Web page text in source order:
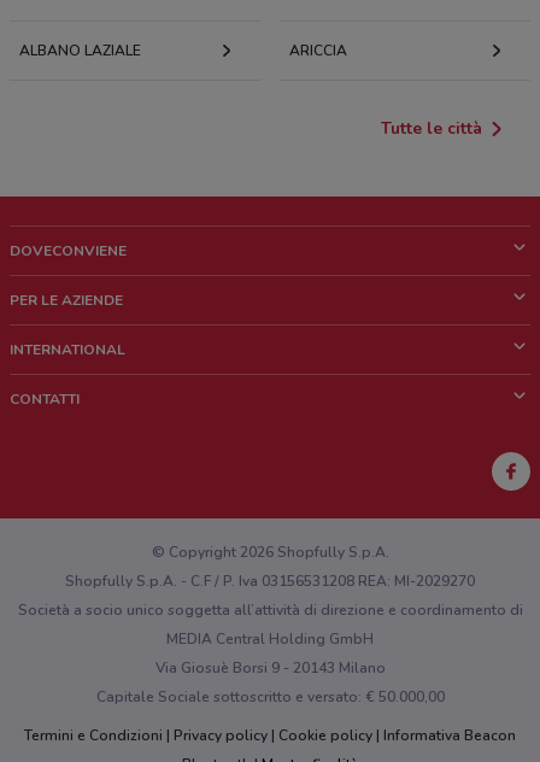
ALBANO LAZIALE ARICCIA
Tutte le città
DOVECONVIENE
Chi siamo
Lavora con noi
PER LE AZIENDE
Richieste commerciali e marketing
INTERNATIONAL
CONTATTI
Hai un malfunzionamento sul web o sull'app?
© Copyright 2026 Shopfully S.p.A.
Shopfully S.p.A. - C.F / P. Iva 03156531208 REA: MI-2029270
Società a socio unico soggetta all’attività di direzione e coordinamento di
MEDIA Central Holding GmbH
Via Giosuè Borsi 9 - 20143 Milano
Capitale Sociale sottoscritto e versato: € 50.000,00
Termini e Condizioni
Privacy policy Cookie policy
Informativa Beacon